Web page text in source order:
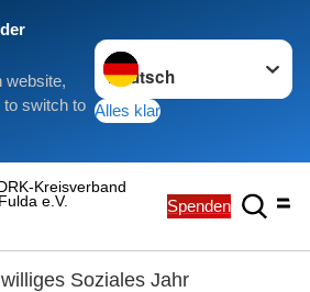
website,
switch to
Sprache wechseln zu
Alles klar
Fulda e.V.
Kreisverband
Spenden
Soziales Jahr